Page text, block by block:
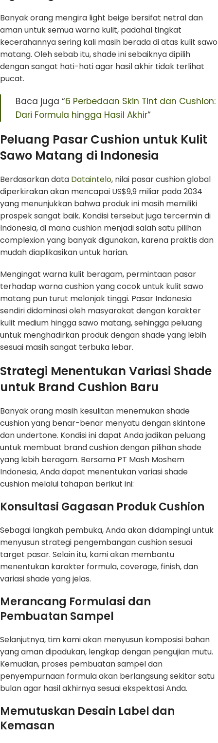
Banyak orang mengira light beige bersifat netral dan
aman untuk semua warna kulit, padahal tingkat
kecerahannya sering kali masih berada di atas kulit sawo
matang. Oleh sebab itu, shade ini sebaiknya dipilih
dengan sangat hati-hati agar hasil akhir tidak terlihat
pucat.
Baca juga “6 Perbedaan Skin Tint dan Cushion:
Dari Formula hingga Hasil Akhir“
Peluang Pasar Cushion untuk Kulit
Sawo Matang di Indonesia
Berdasarkan data Dataintelo, nilai pasar cushion global
diperkirakan akan mencapai US$9,9 miliar pada 2034
yang menunjukkan bahwa produk ini masih memiliki
prospek sangat baik. Kondisi tersebut juga tercermin di
Indonesia, di mana cushion menjadi salah satu pilihan
complexion yang banyak digunakan, karena praktis dan
mudah diaplikasikan untuk harian.
Mengingat warna kulit beragam, permintaan pasar
terhadap warna cushion yang cocok untuk kulit sawo
matang pun turut melonjak tinggi. Pasar Indonesia
sendiri didominasi oleh masyarakat dengan karakter
kulit medium hingga sawo matang, sehingga peluang
untuk menghadirkan produk dengan shade yang lebih
sesuai masih sangat terbuka lebar.
Strategi Menentukan Variasi Shade
untuk Brand Cushion Baru
Banyak orang masih kesulitan menemukan shade
cushion yang benar-benar menyatu dengan skintone
dan undertone. Kondisi ini dapat Anda jadikan peluang
untuk membuat brand cushion dengan pilihan shade
yang lebih beragam. Bersama PT Mash Moshem
Indonesia, Anda dapat menentukan variasi shade
cushion melalui tahapan berikut ini:
Konsultasi Gagasan Produk Cushion
Sebagai langkah pembuka, Anda akan didampingi untuk
menyusun strategi pengembangan cushion sesuai
target pasar. Selain itu, kami akan membantu
menentukan karakter formula, coverage, finish, dan
variasi shade yang jelas.
Merancang Formulasi dan
Pembuatan Sampel
Selanjutnya, tim kami akan menyusun komposisi bahan
yang aman dipadukan, lengkap dengan pengujian mutu.
Kemudian, proses pembuatan sampel dan
penyempurnaan formula akan berlangsung sekitar satu
bulan agar hasil akhirnya sesuai ekspektasi Anda.
Memutuskan Desain Label dan
Kemasan